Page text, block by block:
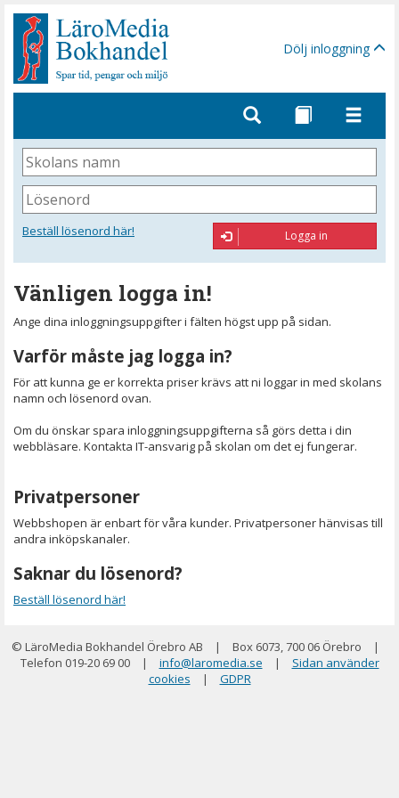
Gå
sidinnehåll
Dölj inloggning
Skolans
namn
Lösenord
Beställ lösenord här! Logga in
Vänligen logga in!
Ange dina inloggningsuppgifter i fälten högst upp på sidan.
Varför måste jag logga in?
För att kunna ge er korrekta priser krävs att ni loggar in med skolans
namn och lösenord ovan.
Om du önskar spara inloggningsuppgifterna så görs detta i din
webbläsare. Kontakta IT-ansvarig på skolan om det ej fungerar.
Privatpersoner
Webbshopen är enbart för våra kunder. Privatpersoner hänvisas till
andra inköpskanaler.
Saknar du lösenord?
Beställ lösenord här!
© LäroMedia Bokhandel Örebro AB | Box 6073, 700 06 Örebro
|
Telefon 019-20 69 00
| info@laromedia.se |
Sidan använder
cookies
| GDPR